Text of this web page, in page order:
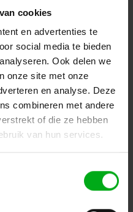
cookies
en advertenties te
social media te bieden
Ook delen we
onze site met onze
en analyse. Deze
combineren met andere
of die ze hebben
van hun services.
deze categorie.. maar wij
Mail uw vraag naar